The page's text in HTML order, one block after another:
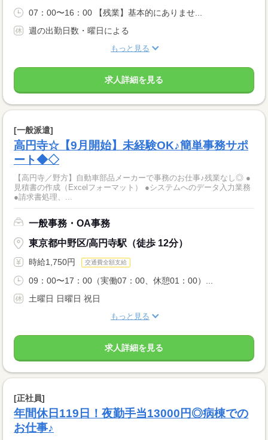
07：00〜16：00 【残業】基本的にありませ...
週の出勤日数・曜日による
もっと見る
求人詳細を見る
[一般派遣]
高円寺☆【9月開始】未経験OK♪簡単事務サポ
ート◆◇
【高円寺／野方】自動車部品メーカーで事務のお仕事♪残業なし◎ ●
見積書の作成（Excelフォーマット） ●システムへのデータ入力業務
●請求書処理、...
一般事務・OA事務
東京都中野区/高円寺駅（徒歩 12分）
時給1,750円 交通費全額支給
09：00〜17：00（実働07：00、休憩01：00）...
土曜日 日曜日 祝日
もっと見る
求人詳細を見る
[正社員]
年間休日119日！夜勤手当13000円◎病棟での
お仕事♪